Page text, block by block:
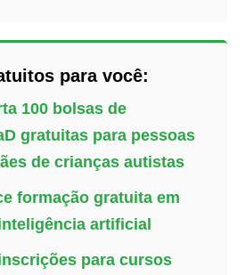
para você:
100 bolsas de
gratuitas para pessoas
de crianças autistas
formação gratuita em
artificial
para cursos